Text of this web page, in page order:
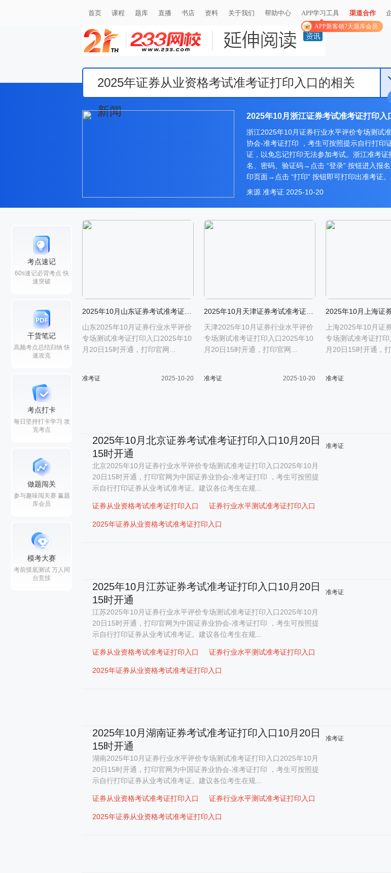
首页 课程 题库 直播 书店 资料 关于我们 帮助中心 APP学习工具
APP新客领7天题库会员
渠道合作
2025年证券从业资格考试准考证打印入口的相关
新闻 2025年10月浙江证券考试准考证打印入
浙江2025年10月证券行业水平评价专场测试
协会-准考证打印 ，考生可按照提示自行打印
证，以免忘记打印无法参加考试。浙江准考
名、密码、验证码→点击 “登录” 按钮进入报
印页面→点击 “打印” 按钮即可打印出准考证
来源 准考证 2025-10-20
考点速记
60s速记必背考点 快
速突破
干货笔记
高频考点总结归纳 快
速攻克
考点打卡
每日坚持打卡学习 攻
克考点
做题闯关
参与趣味闯关赛 赢题
库会员
模考大赛
考前摸底测试 万人同
台竞技
山东2025年10月证券行业水平评价
专场测试准考证打印入口2025年10
月20日15时开通，打印官网...
准考证 2025-10-20
天津2025年10月证券行业水平评价
专场测试准考证打印入口2025年10
月20日15时开通，打印官网...
准考证 2025-10-20
上海2025年10月证
专场测试准考证打
月20日15时开通，打
准考证
2025年10月北京证券考试准考证打印入口10月20日
15时开通
北京2025年10月证券行业水平评价专场测试准考证打印入口2025年10月
20日15时开通，打印官网为中国证券业协会-准考证打印 ，考生可按照提
示自行打印证券从业考试准考证。建议各位考生在规...
准考证
证券从业资格考试准考证打印入口 证券行业水平测试准考证打印入口
2025年证券从业资格考试准考证打印入口
2025年10月江苏证券考试准考证打印入口10月20日
15时开通
江苏2025年10月证券行业水平评价专场测试准考证打印入口2025年10月
20日15时开通，打印官网为中国证券业协会-准考证打印 ，考生可按照提
示自行打印证券从业考试准考证。建议各位考生在规...
准考证
证券从业资格考试准考证打印入口 证券行业水平测试准考证打印入口
2025年证券从业资格考试准考证打印入口
2025年10月湖南证券考试准考证打印入口10月20日
15时开通
湖南2025年10月证券行业水平评价专场测试准考证打印入口2025年10月
20日15时开通，打印官网为中国证券业协会-准考证打印 ，考生可按照提
示自行打印证券从业考试准考证。建议各位考生在规...
准考证
证券从业资格考试准考证打印入口 证券行业水平测试准考证打印入口
2025年证券从业资格考试准考证打印入口